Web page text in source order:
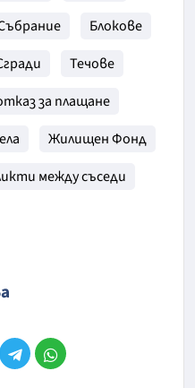
Блокове
Течове
за плащане
Жилищен Фонд
между съседи